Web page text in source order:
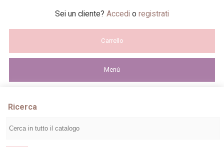
Sei un cliente? Accedi o registrati
Carrello
Menú
Ricerca